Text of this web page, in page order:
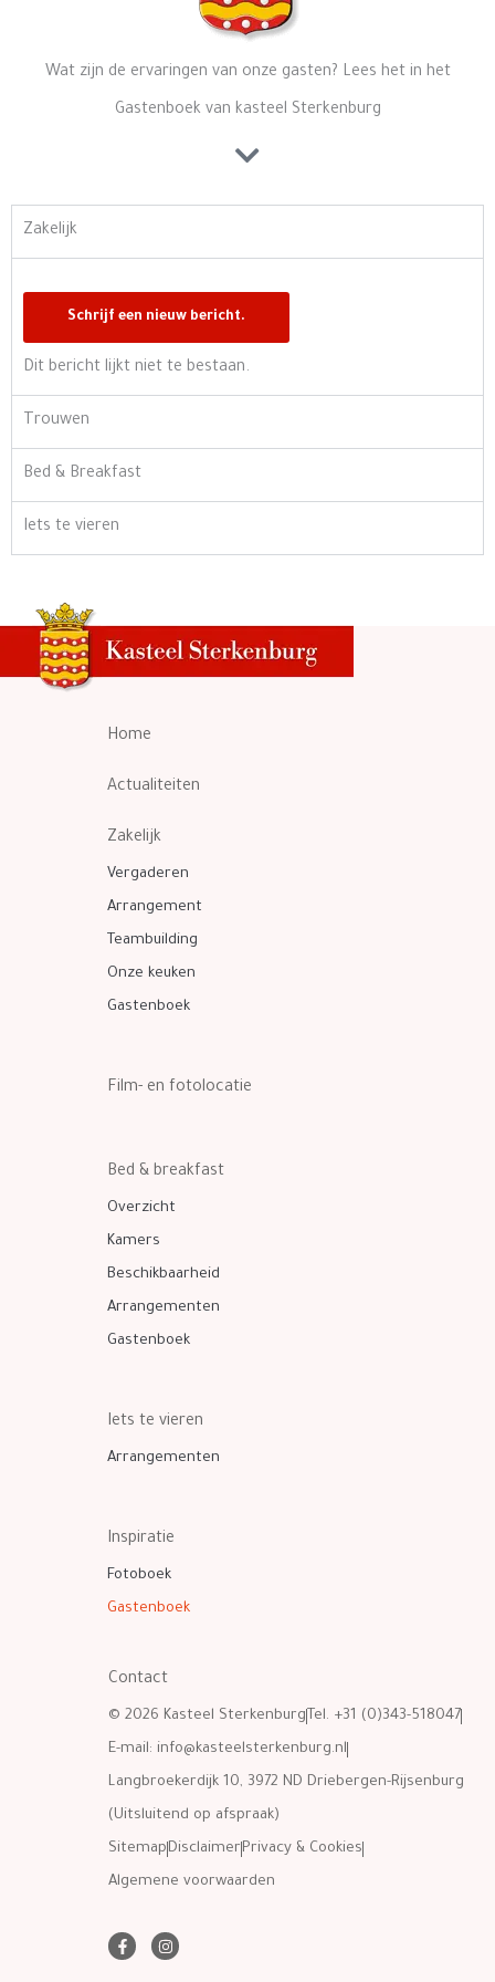
Wat zijn de ervaringen van onze gasten? Lees het in het
Gastenboek van kasteel Sterkenburg
Zakelijk
Dit bericht lijkt niet te bestaan.
Trouwen
Bed & Breakfast
Iets te vieren
Home
Actualiteiten
Zakelijk
Vergaderen
Arrangement
Teambuilding
Onze keuken
Gastenboek
Film- en fotolocatie
Bed & breakfast
Overzicht
Kamers
Beschikbaarheid
Arrangementen
Gastenboek
Iets te vieren
Arrangementen
Inspiratie
Fotoboek
Gastenboek
Contact
© 2026 Kasteel Sterkenburg Tel. +31 (0)343-518047
E-mail: info@kasteelsterkenburg.nl
Langbroekerdijk 10, 3972 ND Driebergen-Rijsenburg
(Uitsluitend op afspraak)
Sitemap Disclaimer Privacy & Cookies
Algemene voorwaarden
F
a
I
n